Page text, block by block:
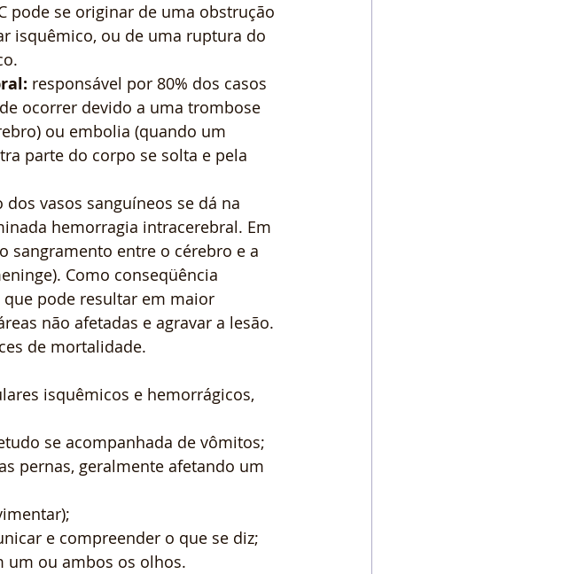
pode se originar de uma obstrução
isquêmico, ou de uma ruptura do
responsável por 80% dos casos
ocorrer devido a uma trombose
ou embolia (quando um
parte do corpo se solta e pela
vasos sanguíneos se dá na
hemorragia intracerebral. Em
sangramento entre o cérebro e a
Como conseqüência
pode resultar em maior
não afetadas e agravar a lesão.
de mortalidade.
isquêmicos e hemorrágicos,
se acompanhada de vômitos;
pernas, geralmente afetando um
e compreender o que se diz;
um ou ambos os olhos.